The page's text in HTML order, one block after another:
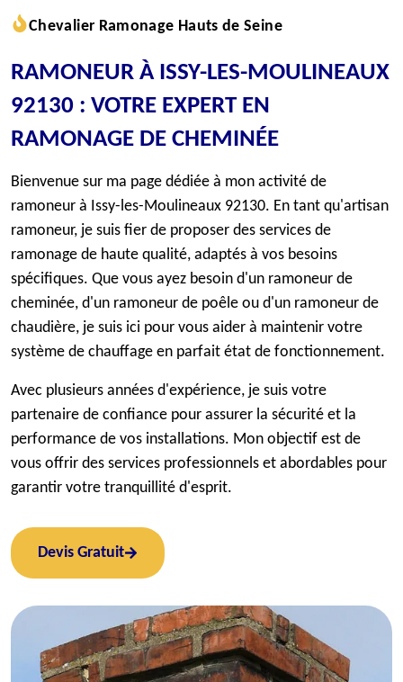
Chevalier Ramonage Hauts de Seine
RAMONEUR À ISSY-LES-MOULINEAUX
92130 : VOTRE EXPERT EN
RAMONAGE DE CHEMINÉE
Bienvenue sur ma page dédiée à mon activité de
ramoneur à Issy-les-Moulineaux 92130. En tant qu'artisan
ramoneur, je suis fier de proposer des services de
ramonage de haute qualité, adaptés à vos besoins
spécifiques. Que vous ayez besoin d'un ramoneur de
cheminée, d'un ramoneur de poêle ou d'un ramoneur de
chaudière, je suis ici pour vous aider à maintenir votre
système de chauffage en parfait état de fonctionnement.
Avec plusieurs années d'expérience, je suis votre
partenaire de confiance pour assurer la sécurité et la
performance de vos installations. Mon objectif est de
vous offrir des services professionnels et abordables pour
garantir votre tranquillité d'esprit.
Devis Gratuit